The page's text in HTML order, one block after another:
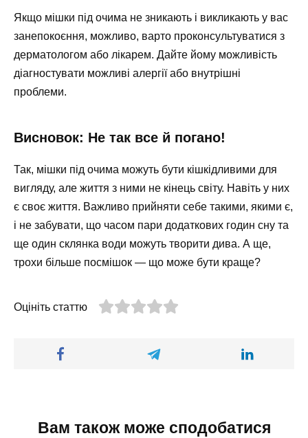
Якщо мішки під очима не зникають і викликають у вас
занепокоєння, можливо, варто проконсультуватися з
дерматологом або лікарем. Дайте йому можливість
діагностувати можливі алергії або внутрішні
проблеми.
Висновок: Не так все й погано!
Так, мішки під очима можуть бути кішкідливими для
вигляду, але життя з ними не кінець світу. Навіть у них
є своє життя. Важливо прийняти себе такими, якими є,
і не забувати, що часом пари додаткових годин сну та
ще один склянка води можуть творити дива. А ще,
трохи більше посмішок — що може бути краще?
Оцініть статтю
Вам також може сподобатися